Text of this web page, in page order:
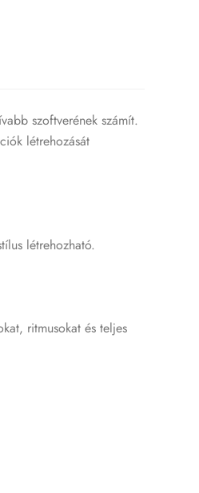
szoftverének számít.
létrehozását
létrehozható.
ritmusokat és teljes